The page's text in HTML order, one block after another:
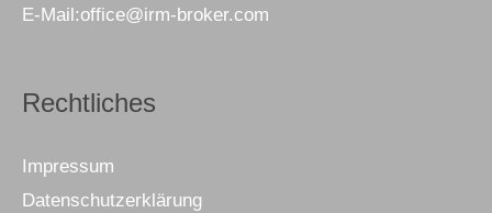
E-Mail:office@irm-broker.com
Rechtliches
Impressum
Datenschutzerklärung